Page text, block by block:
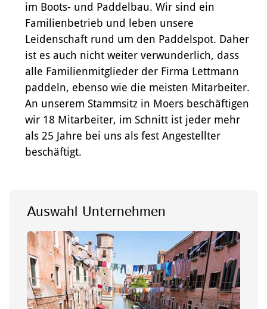
SEEKAJAK-EINER
SEEKAJAK UND TOUREN DOPPELPADDEL
Ergonom Schaft
Gerader Schaft
WILDWASSER DOPPELPADDEL
NEU / AKTUELL
RUND UM MOERS
im Boots- und Paddelbau. Wir sind ein
Familienbetrieb und leben unsere
Leidenschaft rund um den Paddelspot. Daher
ist es auch nicht weiter verwunderlich, dass
alle Familienmitglieder der Firma Lettmann
paddeln, ebenso wie die meisten Mitarbeiter.
An unserem Stammsitz in Moers beschäftigen
wir 18 Mitarbeiter, im Schnitt ist jeder mehr
als 25 Jahre bei uns als fest Angestellter
beschäftigt.
Auswahl Unternehmen